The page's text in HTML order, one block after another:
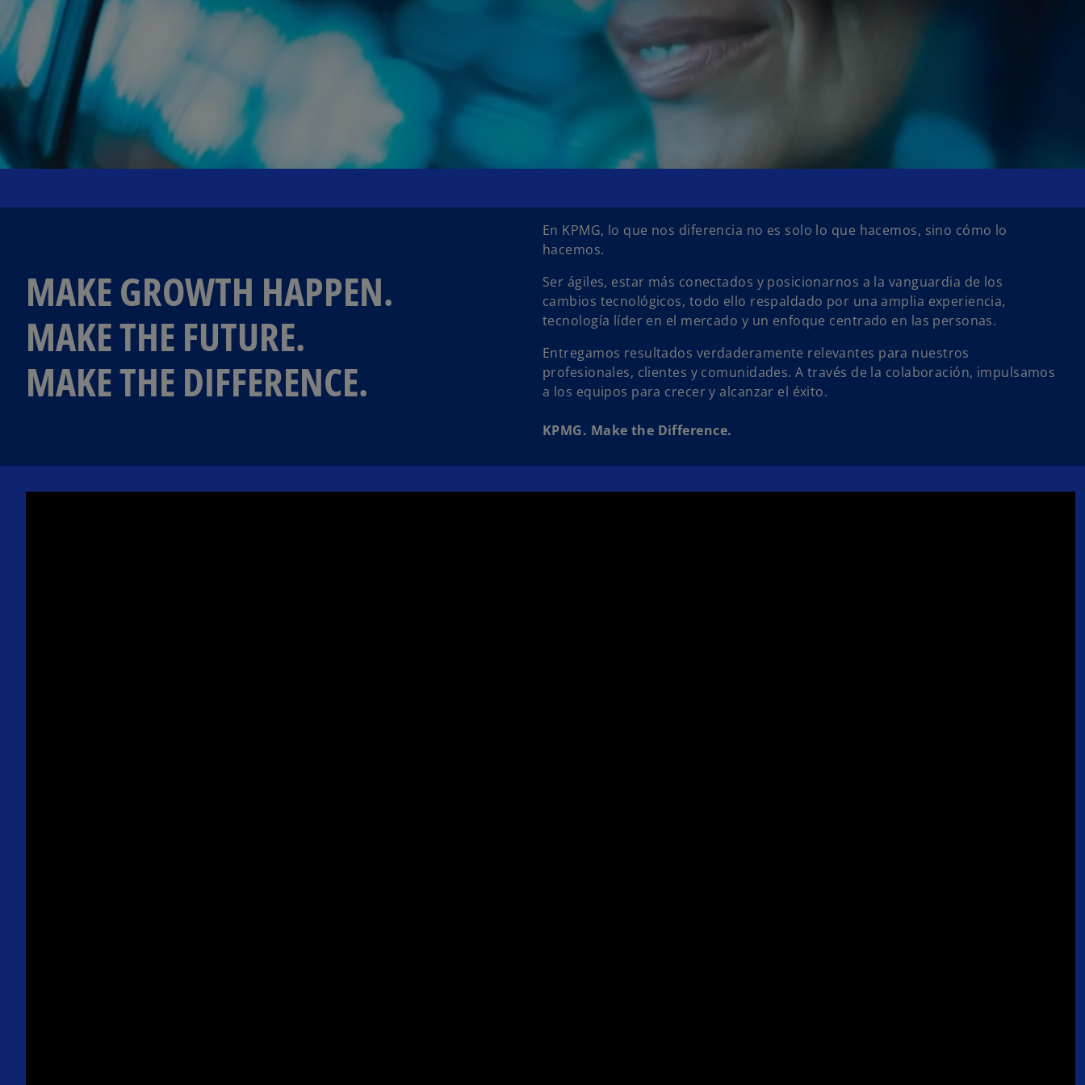
MAKE GROWTH HAPPEN.
MAKE THE FUTURE.
MAKE THE DIFFERENCE.
En KPMG, lo que nos diferencia no es solo lo que hacemos, sino cómo lo
hacemos.
Ser ágiles, estar más conectados y posicionarnos a la vanguardia de los
cambios tecnológicos, todo ello respaldado por una amplia experiencia,
tecnología líder en el mercado y un enfoque centrado en las personas.
Entregamos resultados verdaderamente relevantes para nuestros
profesionales, clientes y comunidades. A través de la colaboración, impulsamos
a los equipos para crecer y alcanzar el éxito.
KPMG. Make the Difference.